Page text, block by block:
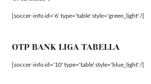
[soccer-info id='6' type='table' style='green_light' /]
OTP BANK LIGA TABELLA
[soccer-info id='10' type='table' style='blue_light' /]